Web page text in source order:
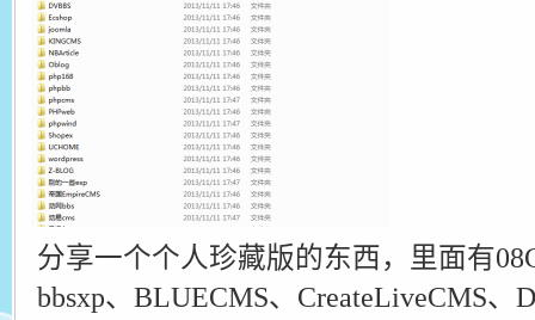
分享一个个人珍藏版的东西，里面有
bbsxp、BLUECMS、CreateLiveCMS、